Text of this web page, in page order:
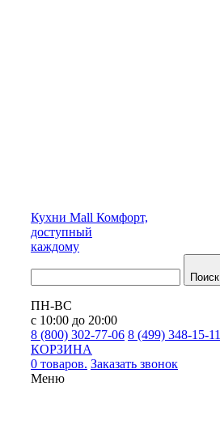
Кухни Mall Комфорт,
доступный
каждому
Поиск
ПН-ВС
с 10:00 до 20:00
8 (800) 302-77-06 8 (499) 348-15-11
КОРЗИНА
0 товаров. Заказать звонок
Меню